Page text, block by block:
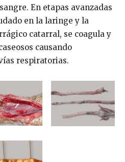
En etapas avanzadas
en la laringe y la
catarral, se coagula y
causando
respiratorias.